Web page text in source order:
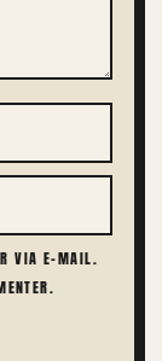
VIA E-MAIL.